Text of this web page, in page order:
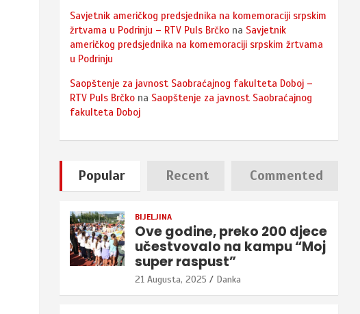
Savjetnik američkog predsjednika na komemoraciji srpskim
žrtvama u Podrinju – RTV Puls Brčko na Savjetnik
američkog predsjednika na komemoraciji srpskim žrtvama
u Podrinju
Saopštenje za javnost Saobraćajnog fakulteta Doboj –
RTV Puls Brčko na Saopštenje za javnost Saobraćajnog
fakulteta Doboj
Popular Recent Commented
BIJELJINA
Ove godine, preko 200 djece
učestvovalo na kampu “Moj
super raspust”
21 Augusta, 2025 Danka